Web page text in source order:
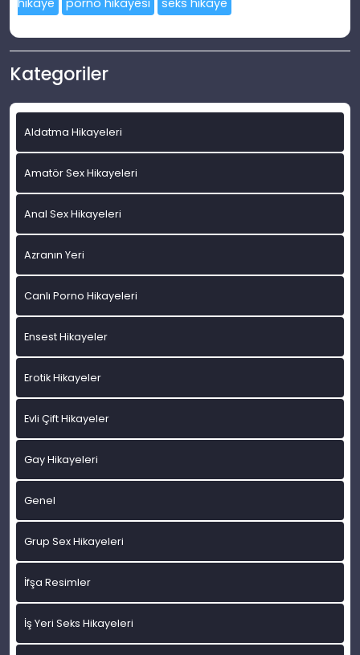
hikaye porno hikayesi seks hikaye
Kategoriler
Aldatma Hikayeleri
Amatör Sex Hikayeleri
Anal Sex Hikayeleri
Azranın Yeri
Canlı Porno Hikayeleri
Ensest Hikayeler
Erotik Hikayeler
Evli Çift Hikayeler
Gay Hikayeleri
Genel
Grup Sex Hikayeleri
İfşa Resimler
İş Yeri Seks Hikayeleri